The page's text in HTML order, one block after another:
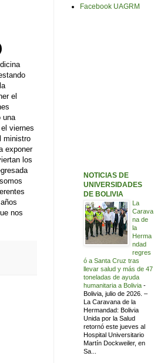
el
una
viernes
ministro
exponer
los
nos
Facebook UAGRM
NOTICIAS DE
UNIVERSIDADES
DE BOLIVIA
La
Carava
na de
la
Herma
ndad
regres
ó a Santa Cruz tras
llevar salud y más de 47
toneladas de ayuda
humanitaria a Bolivia -
Bolivia, julio de 2026. –
La Caravana de la
Hermandad: Bolivia
Unida por la Salud
retornó este jueves al
Hospital Universitario
Martín Dockweiler, en
Sa...